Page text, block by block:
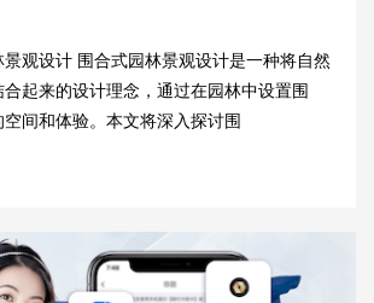
观设计 围合式园林景观设计是一种将自然
起来的设计理念，通过在园林中设置围
间和体验。本文将深入探讨围